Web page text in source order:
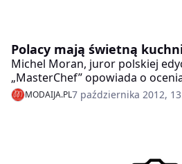
Polacy mają świetną
Michel Moran, juror polskiej
„MasterChef” opowiada o
talentów.
MODAIJA.PL7 października 2012,